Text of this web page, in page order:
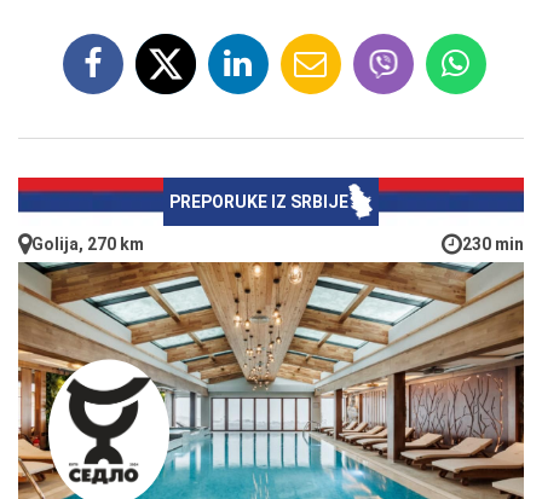
PREPORUKE IZ SRBIJE
Golija, 270 km 230 min